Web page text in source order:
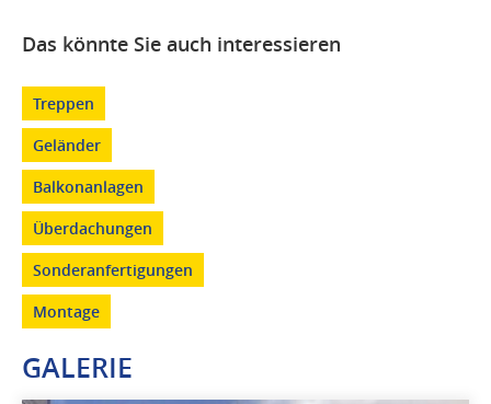
Das könnte Sie auch interessieren
Treppen
Geländer
Balkonanlagen
Überdachungen
Sonderanfertigungen
Montage
GALERIE